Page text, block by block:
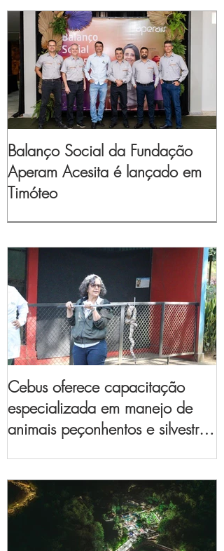
Balanço Social da Fundação
Aperam Acesita é lançado em
Timóteo
Cebus oferece capacitação
especializada em manejo de
animais peçonhentos e silvestres